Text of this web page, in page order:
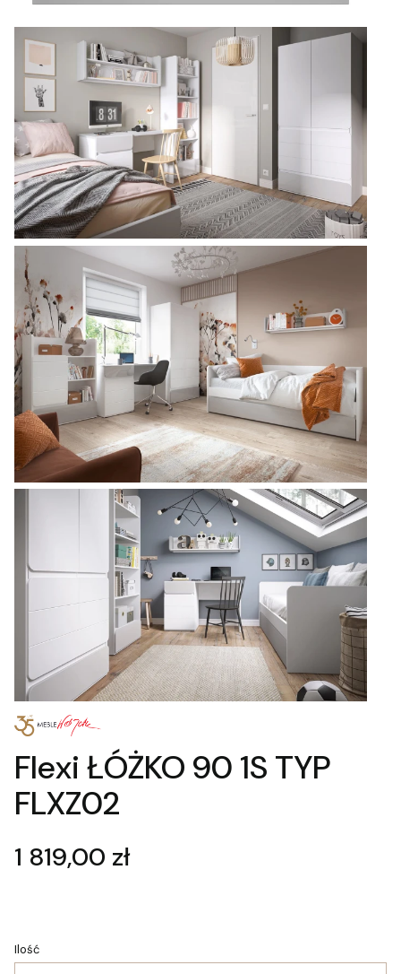
Flexi ŁÓŻKO 90 1S TYP
FLXZ02
Cena
1 819,00 zł
Ilość